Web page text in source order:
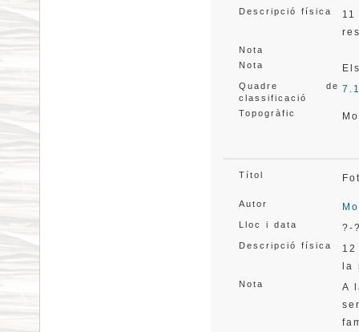
Descripció física
Nota
Nota
Quadre de
classificació
Topogràfic
Títol
Autor
Lloc i data ?-
Descripció física
la
Nota
A